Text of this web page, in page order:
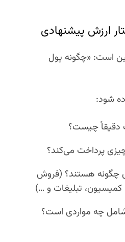
است: «چگونه پول
شود:
چیست؟
پرداخت می‌کند؟
چگونه هستند؟ (فروش
کمیسیون، تبلیغات و …)
چه مواردی است؟